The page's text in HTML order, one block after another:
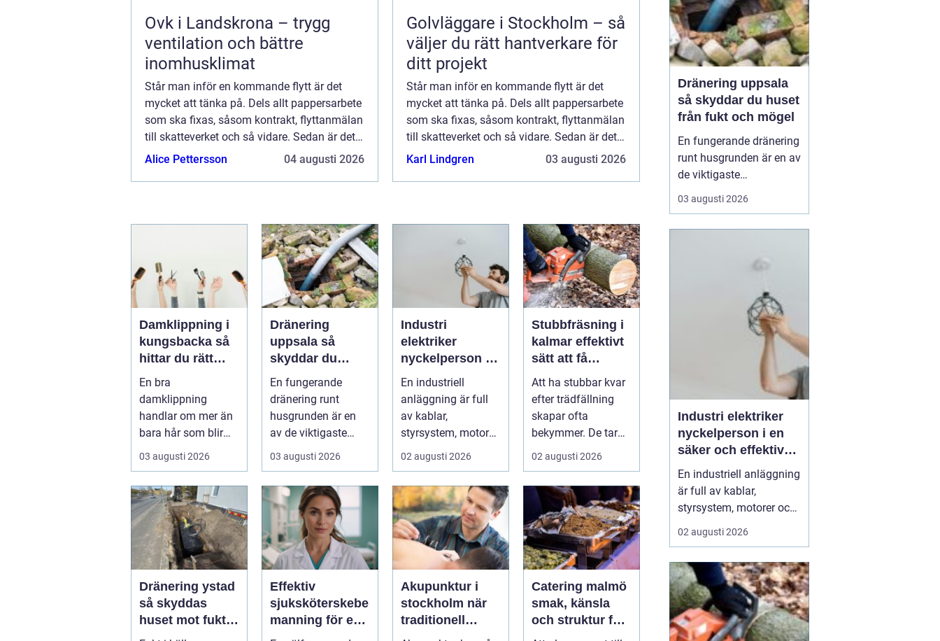
Ovk i Landskrona – trygg
ventilation och bättre
inomhusklimat
Står man inför en kommande flytt är det
mycket att tänka på. Dels allt pappersarbete
som ska fixas, såsom kontrakt, flyttanmälan
till skatteverket och så vidare. Sedan är det
ju det praktiska, att fakt...
Alice Pettersson 04 augusti 2026
Golvläggare i Stockholm – så
väljer du rätt hantverkare för
ditt projekt
Står man inför en kommande flytt är det
mycket att tänka på. Dels allt pappersarbete
som ska fixas, såsom kontrakt, flyttanmälan
till skatteverket och så vidare. Sedan är det
ju det praktiska, att fakt...
Karl Lindgren 03 augusti 2026
Damklippning i
kungsbacka så
hittar du rätt
frisör och stil
En bra
damklippning
handlar om mer än
bara hår som blir
kortare. Rätt frisyr
kan förstärka
ansiktsfo...
03 augusti 2026
Dränering
uppsala så
skyddar du
huset från fukt
och mögel
En fungerande
dränering runt
husgrunden är en
av de viktigaste
förutsättningarna
för ett friskt hus....
03 augusti 2026
Industri
elektriker
nyckelperson i
en säker och
effektiv
produktion
En industriell
anläggning är full
av kablar,
styrsystem, motorer
och avancerad
teknik. Bakom allt
de...
02 augusti 2026
Stubbfräsning i
kalmar effektivt
sätt att få
tillbaka
trädgården
Att ha stubbar kvar
efter trädfällning
skapar ofta
bekymmer. De tar
plats, är svåra att
klippa runt,...
02 augusti 2026
Dränering ystad
så skyddas
huset mot fukt
och framtida
Effektiv
sjuksköterskebe
manning för en
tryggare vård
Akupunktur i
stockholm när
traditionell
kinesisk
Catering malmö
smak, känsla
och struktur för
lyckade event
Dränering uppsala
så skyddar du huset
från fukt och mögel
En fungerande dränering
runt husgrunden är en av
de viktigaste
förutsättningarna för ett
friskt hus. I Uppsala,
årstidsväxlingar, utsätts
för stora påfrestningar.
När vatten inte leds b...
03 augusti 2026
Industri elektriker
nyckelperson i en
säker och effektiv
produktion
En industriell anläggning
är full av kablar,
styrsystem, motorer och
avancerad teknik.
Bakom allt detta finns en
hjulen rullande dygnet
runt: industri elektriker.
Utan deras kunskap
stannar produktionen,
02 augusti 2026